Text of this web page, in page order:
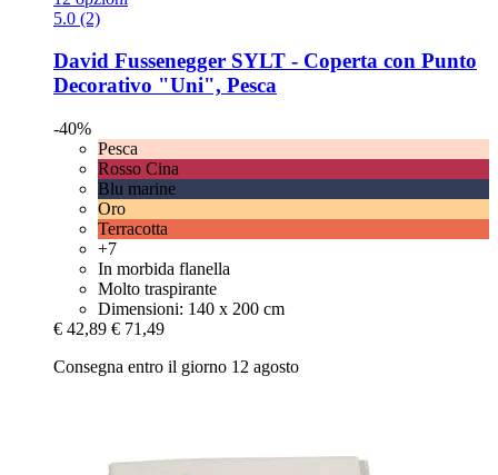
5.0 (2)
David Fussenegger SYLT -​ Coperta con Punto
Decorativo "Uni", Pesca
-40%
Pesca
Rosso Cina
Blu marine
Oro
Terracotta
+7
In morbida flanella
Molto traspirante
Dimensioni: 140 x 200 cm
€ 42,89 € 71,49
Consegna entro il giorno 12 agosto